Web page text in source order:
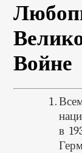
Войне
в